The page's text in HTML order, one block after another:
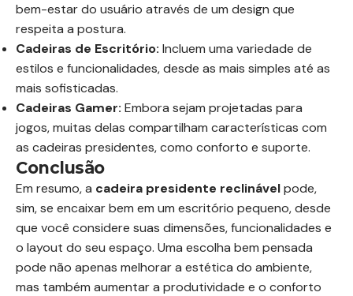
bem-estar do usuário através de um design que
respeita a postura.
Cadeiras de Escritório: Incluem uma variedade de
estilos e funcionalidades, desde as mais simples até as
mais sofisticadas.
Cadeiras Gamer: Embora sejam projetadas para
jogos, muitas delas compartilham características com
as cadeiras presidentes, como conforto e suporte.
Conclusão
Em resumo, a cadeira presidente reclinávelpode,
sim, se encaixar bem em um escritório pequeno, desde
que você considere suas dimensões, funcionalidades e
o layout do seu espaço. Uma escolha bem pensada
pode não apenas melhorar a estética do ambiente,
mas também aumentar a produtividade e o conforto